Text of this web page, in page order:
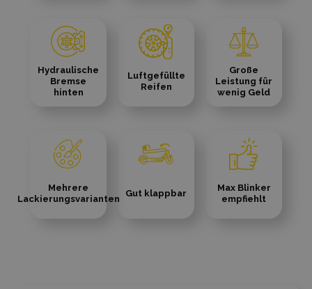
Hydraulische
Bremse
hinten
Luftgefüllte
Reifen
Große
Leistung für
wenig Geld
Mehrere
Lackierungsvarianten
Gut klappbar
Max Blinker
empfiehlt